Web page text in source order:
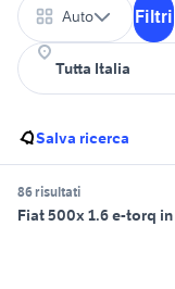
Auto Filtri
Salva ricerca
86 risultati
Fiat 500x 1.6 e-torq